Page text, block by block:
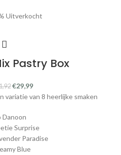
Uitverkocht
Pastry Box
€29,99
variatie van 8 heerlijke smaken
Danoon
Surprise
Paradise
Blue